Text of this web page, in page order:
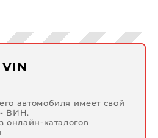
автомобиля имеет свой
- ВИН.
онлайн-каталогов